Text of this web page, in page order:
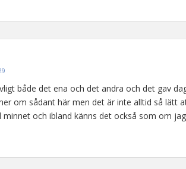
både det ena och det andra och det gav
om sådant här men det är inte alltid så lätt
minnet och ibland känns det också som om